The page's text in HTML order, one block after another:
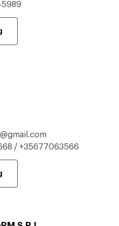
/ +35677063566